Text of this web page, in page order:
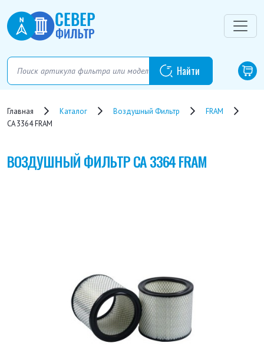
Главная Каталог Воздушный Фильтр
FRAM
CA 3364 FRAM
ВОЗДУШНЫЙ ФИЛЬТРCA 3364 FRAM